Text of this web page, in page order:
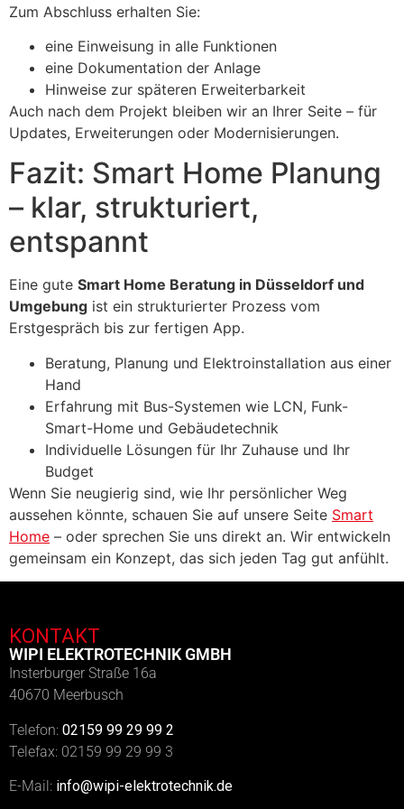
Zum Abschluss erhalten Sie:
eine Einweisung in alle Funktionen
eine Dokumentation der Anlage
Hinweise zur späteren Erweiterbarkeit
Auch nach dem Projekt bleiben wir an Ihrer Seite – für
Updates, Erweiterungen oder Modernisierungen.
Fazit: Smart Home Planung
– klar, strukturiert,
entspannt
Eine gute Smart Home Beratung in Düsseldorf und
Umgebung ist ein strukturierter Prozess vom
Erstgespräch bis zur fertigen App.
Beratung, Planung und Elektroinstallation aus einer
Hand
Erfahrung mit Bus-Systemen wie LCN, Funk-
Smart-Home und Gebäudetechnik
Individuelle Lösungen für Ihr Zuhause und Ihr
Budget
Wenn Sie neugierig sind, wie Ihr persönlicher Weg
aussehen könnte, schauen Sie auf unsere Seite Smart
Home – oder sprechen Sie uns direkt an. Wir entwickeln
gemeinsam ein Konzept, das sich jeden Tag gut anfühlt.
KONTAKT
WIPI ELEKTROTECHNIK GMBH
Insterburger Straße 16a
40670 Meerbusch
Telefon: 02159 99 29 99 2
Telefax: 02159 99 29 99 3
E-Mail: info@wipi-elektrotechnik.de